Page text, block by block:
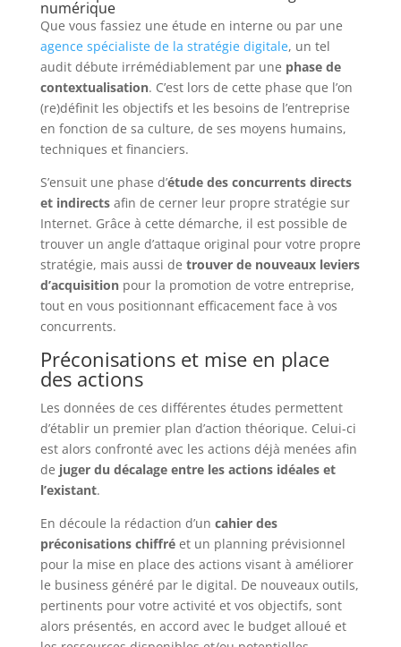
numérique
Que vous fassiez une étude en interne ou par une
agence spécialiste de la stratégie digitale, un tel
audit débute irrémédiablement par une phase de
contextualisation. C’est lors de cette phase que l’on
(re)définit les objectifs et les besoins de l’entreprise
en fonction de sa culture, de ses moyens humains,
techniques et financiers.
S’ensuit une phase d’étude des concurrents directs
et indirects afin de cerner leur propre stratégie sur
Internet. Grâce à cette démarche, il est possible de
trouver un angle d’attaque original pour votre propre
stratégie, mais aussi de trouver de nouveaux leviers
d’acquisitionpour la promotion de votre entreprise,
tout en vous positionnant efficacement face à vos
concurrents.
Préconisations et mise en place
des actions
Les données de ces différentes études permettent
d’établir un premier plan d’action théorique. Celui-ci
est alors confronté avec les actions déjà menées afin
de juger du décalage entre les actions idéales et
l’existant.
En découle la rédaction d’un cahier des
préconisations chiffré et un planning prévisionnel
pour la mise en place des actions visant à améliorer
le business généré par le digital. De nouveaux outils,
pertinents pour votre activité et vos objectifs, sont
alors présentés, en accord avec le budget alloué et